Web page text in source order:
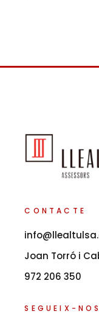
CONTACTE
Joan Torró i
972 206 350
SEGUEIX-NOS